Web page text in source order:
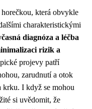
která obvykle
charakteristickými
diagnóza a léčba
rizik a
projevy patří
zarudnutí a otok
krku. I když se mohou
si uvědomit, že